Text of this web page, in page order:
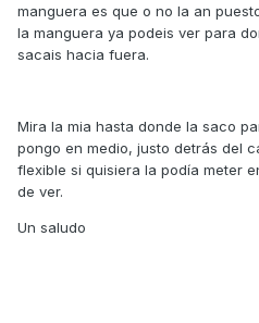
manguera es que o no la an
la manguera ya podeis ver para
sacais hacia fuera.
Mira la mia hasta donde la saco
pongo en medio, justo detrás del
flexible si quisiera la podía meter
de ver.
Un saludo